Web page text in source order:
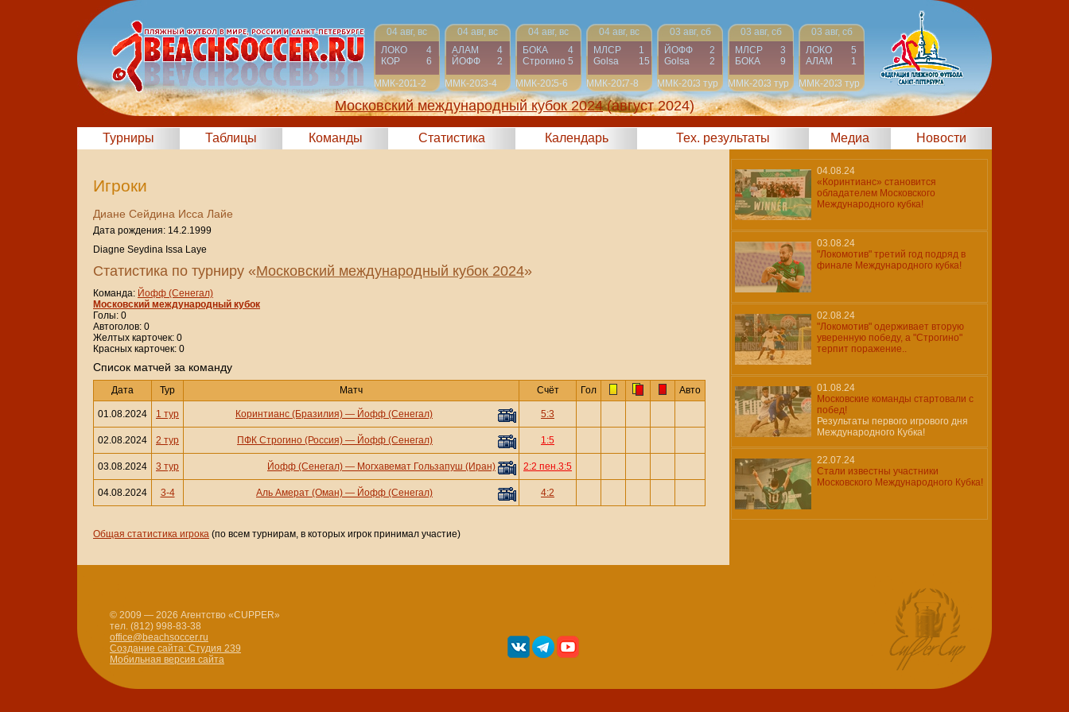
04 авг, вс
ЛОКО
4
КОР
6
ММК-20241-2
04 авг, вс
АЛАМ
4
ЙОФФ
2
ММК-20243-4
04 авг, вс
БОКА
4
Строгино 5
ММК-2024
5-6
04 авг, вс
МЛСР
1
Golsa
15
ММК-2024
7-8
03 авг, сб
ЙОФФ
2
Golsa
2
ММК-20243 тур
03 авг, сб
МЛСР
3
БОКА
9
ММК-20243 тур
03 авг, сб
ЛОКО
5
АЛАМ
1
ММК-20243 тур
Московский международный кубок 2024 (август 2024)
Турниры Таблицы Команды Статистика Календарь Тех. результаты Медиа Новости
Игроки
Диане Сейдина Исса Лайе
Дата рождения: 14.2.1999
Diagne Seydina Issa Laye
Статистика по турниру «Московский международный кубок 2024»
Команда: Йофф (Сенегал)
Московский международный кубок
Голы: 0
Автоголов: 0
Желтых карточек: 0
Красных карточек: 0
Cписок матчей за команду
Дата Тур Матч Счёт Гол Авто
01.08.2024 1 тур Коринтианс (Бразилия) — Йофф (Сенегал) 5:3
02.08.2024 2 тур ПФК Строгино (Россия) — Йофф (Сенегал) 1:5
03.08.2024 3 тур Йофф (Сенегал) — Могхавемат Гользапуш (Иран) 2:2 пен.3:5
04.08.2024 3-4 Аль Амерат (Оман) — Йофф (Сенегал) 4:2
Общая статистика игрока (по всем турнирам, в которых игрок принимал участие)
04.08.24
«Коринтианс» становится
обладателем Московского
Международного кубка!
03.08.24
"Локомотив" третий год подряд в
финале Международного кубка!
02.08.24
"Локомотив" одерживает вторую
уверенную победу, а "Строгино"
терпит поражение..
01.08.24
Московские команды стартовали с
побед!
Результаты первого игрового дня
Международного Кубка!
22.07.24
Стали известны участники
Московского Международного Кубка!
© 2009 — 2026 Агентство «CUPPER»
тел. (812) 998-83-38
office@beachsoccer.ru
Создание сайта: Студия 239
Мобильная версия сайта